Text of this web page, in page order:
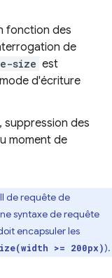
fonction des
de
size est
d'écriture
suppression des
moment de
de requête de
syntaxe de requête
encapsuler les
>= 200px)).